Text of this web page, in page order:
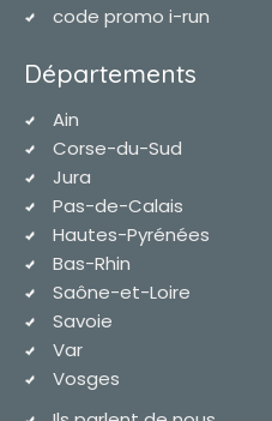
code promo i-run
Départements
Ain
Corse-du-Sud
Jura
Pas-de-Calais
Hautes-Pyrénées
Bas-Rhin
Saône-et-Loire
Savoie
Var
Vosges